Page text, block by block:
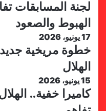
لجنة المسابقات
الهبوط والصعود
17 يونيو، 2026
خطوة مريخية
الهلال
15 يونيو، 2026
كاميرا خفية..